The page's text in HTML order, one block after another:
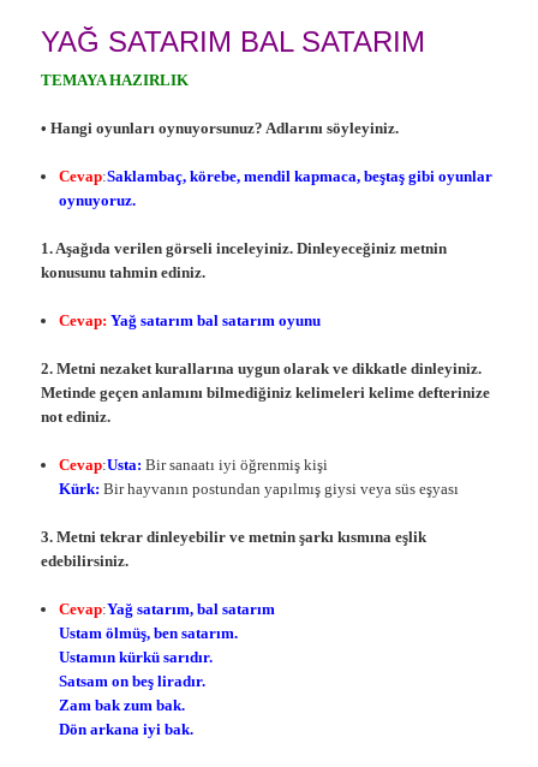
YAĞ SATARIM BAL SATARIM
TEMAYA HAZIRLIK
• Hangi oyunları oynuyorsunuz? Adlarını söyleyiniz.
Cevap:Saklambaç, körebe, mendil kapmaca, beştaş gibi oyunlar
oynuyoruz.
1. Aşağıda verilen görseli inceleyiniz. Dinleyeceğiniz metnin
konusunu tahmin ediniz.
Cevap: Yağ satarım bal satarım oyunu
2. Metni nezaket kurallarına uygun olarak ve dikkatle dinleyiniz.
Metinde geçen anlamını bilmediğiniz kelimeleri kelime defterinize
not ediniz.
Cevap:Usta: Bir sanaatı iyi öğrenmiş kişi
Kürk: Bir hayvanın postundan yapılmış giysi veya süs eşyası
3. Metni tekrar dinleyebilir ve metnin şarkı kısmına eşlik
edebilirsiniz.
Cevap:Yağ satarım, bal satarım
Ustam ölmüş, ben satarım.
Ustamın kürkü sarıdır.
Satsam on beş liradır.
Zam bak zum bak.
Dön arkana iyi bak.